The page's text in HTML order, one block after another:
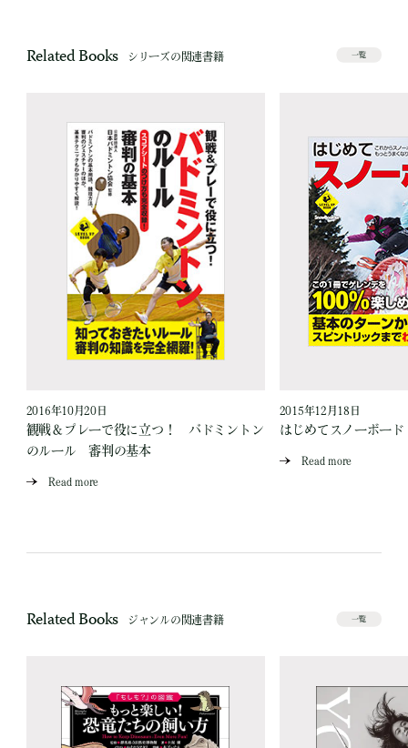
Related Books シリーズの関連書籍 一覧
2016年10月20日
観戦＆プレーで役に立つ！ バドミントン
のルール 審判の基本
Read more
2015年12月18日
はじめてスノーボード
Read more
Related Books ジャンルの関連書籍 一覧